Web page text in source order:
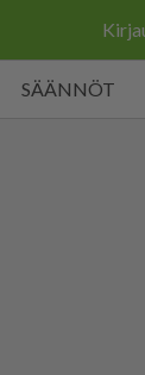
SÄÄNNÖT